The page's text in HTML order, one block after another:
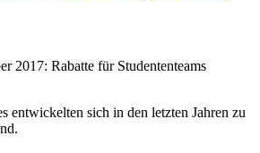
2017: Rabatte für Studententeams
entwickelten sich in den letzten Jahren zu